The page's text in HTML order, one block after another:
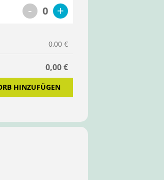
- 0 +
0,00 €
0,00 €
HINZUFÜGEN